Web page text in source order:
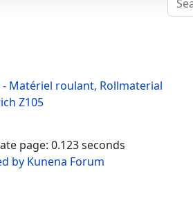
- Matériel roulant, Rollmaterial
Z105
page: 0.123 seconds
by Kunena Forum